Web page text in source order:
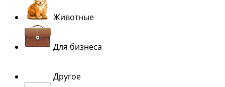
Животные
Для бизнеса
Другое